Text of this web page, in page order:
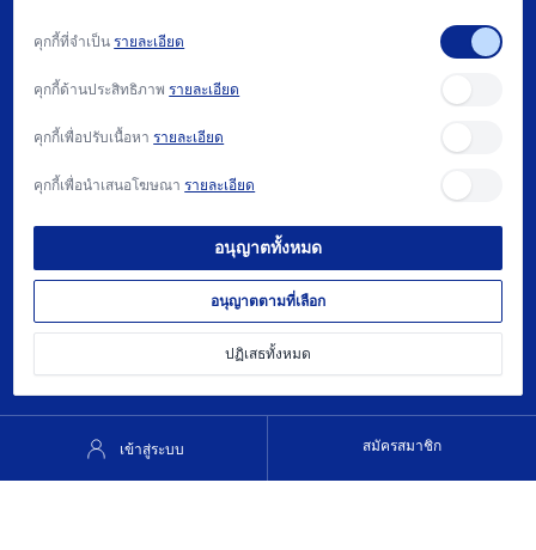
เข้าสู่ระบบ สมัครสมาชิก
สนับสนุน
ติดต่อเรา
วิธีการซื้อ และ นโยบาย
ต้องการความช่วยเหลือ?
022740081
© 2025 บริษัท ตรีศักดิ์ ออโตเมชั่น จำกัด | นโยบายความเป็นส่วนตัว
คุกกี้ที่จำเป็นรายละเอียด
คุกกี้ด้านประสิทธิภาพรายละเอียด
คุกกี้เพื่อปรับเนื้อหารายละเอียด
คุกกี้เพื่อนำเสนอโฆษณารายละเอียด
อนุญาตทั้งหมด
อนุญาตตามที่เลือก
ปฏิเสธทั้งหมด